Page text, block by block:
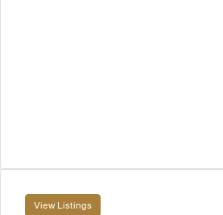
View Listings